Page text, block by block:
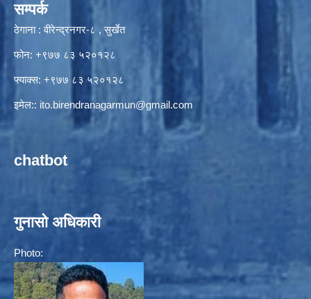
सम्पर्क
ठेगाना : वीरेन्द्रनगर-८ , सुर्खेत
फोन: +९७७ ८३ ५२०१२८
फ्याक्स: +९७७ ८३ ५२०१२८
इमेल:: ito.birendranagarmun@gmail.com
chatbot
गुनासो अधिकारी
Photo: